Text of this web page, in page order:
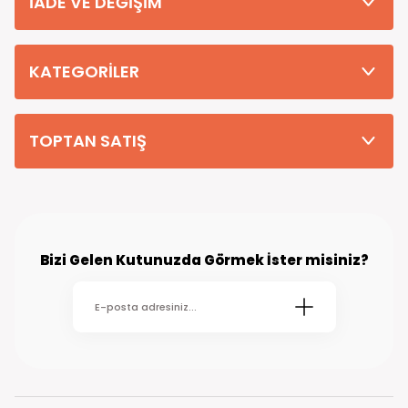
teslim edilmektedir. (kırsal köy kasaba gibi yerlere bu süre 7 güne
KATEGORİLER
TOPTAN SATIŞ
Bizi Gelen Kutunuzda Görmek İster misiniz?